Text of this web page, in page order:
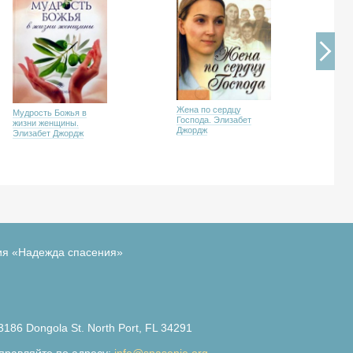
Мудрость Божья в
жизни женщины.
Элизабет Джордж
Жена по сердцу
Господа. Элизабет
Джордж
«Надежда спасения»
Dongola St. North Port, FL 34291